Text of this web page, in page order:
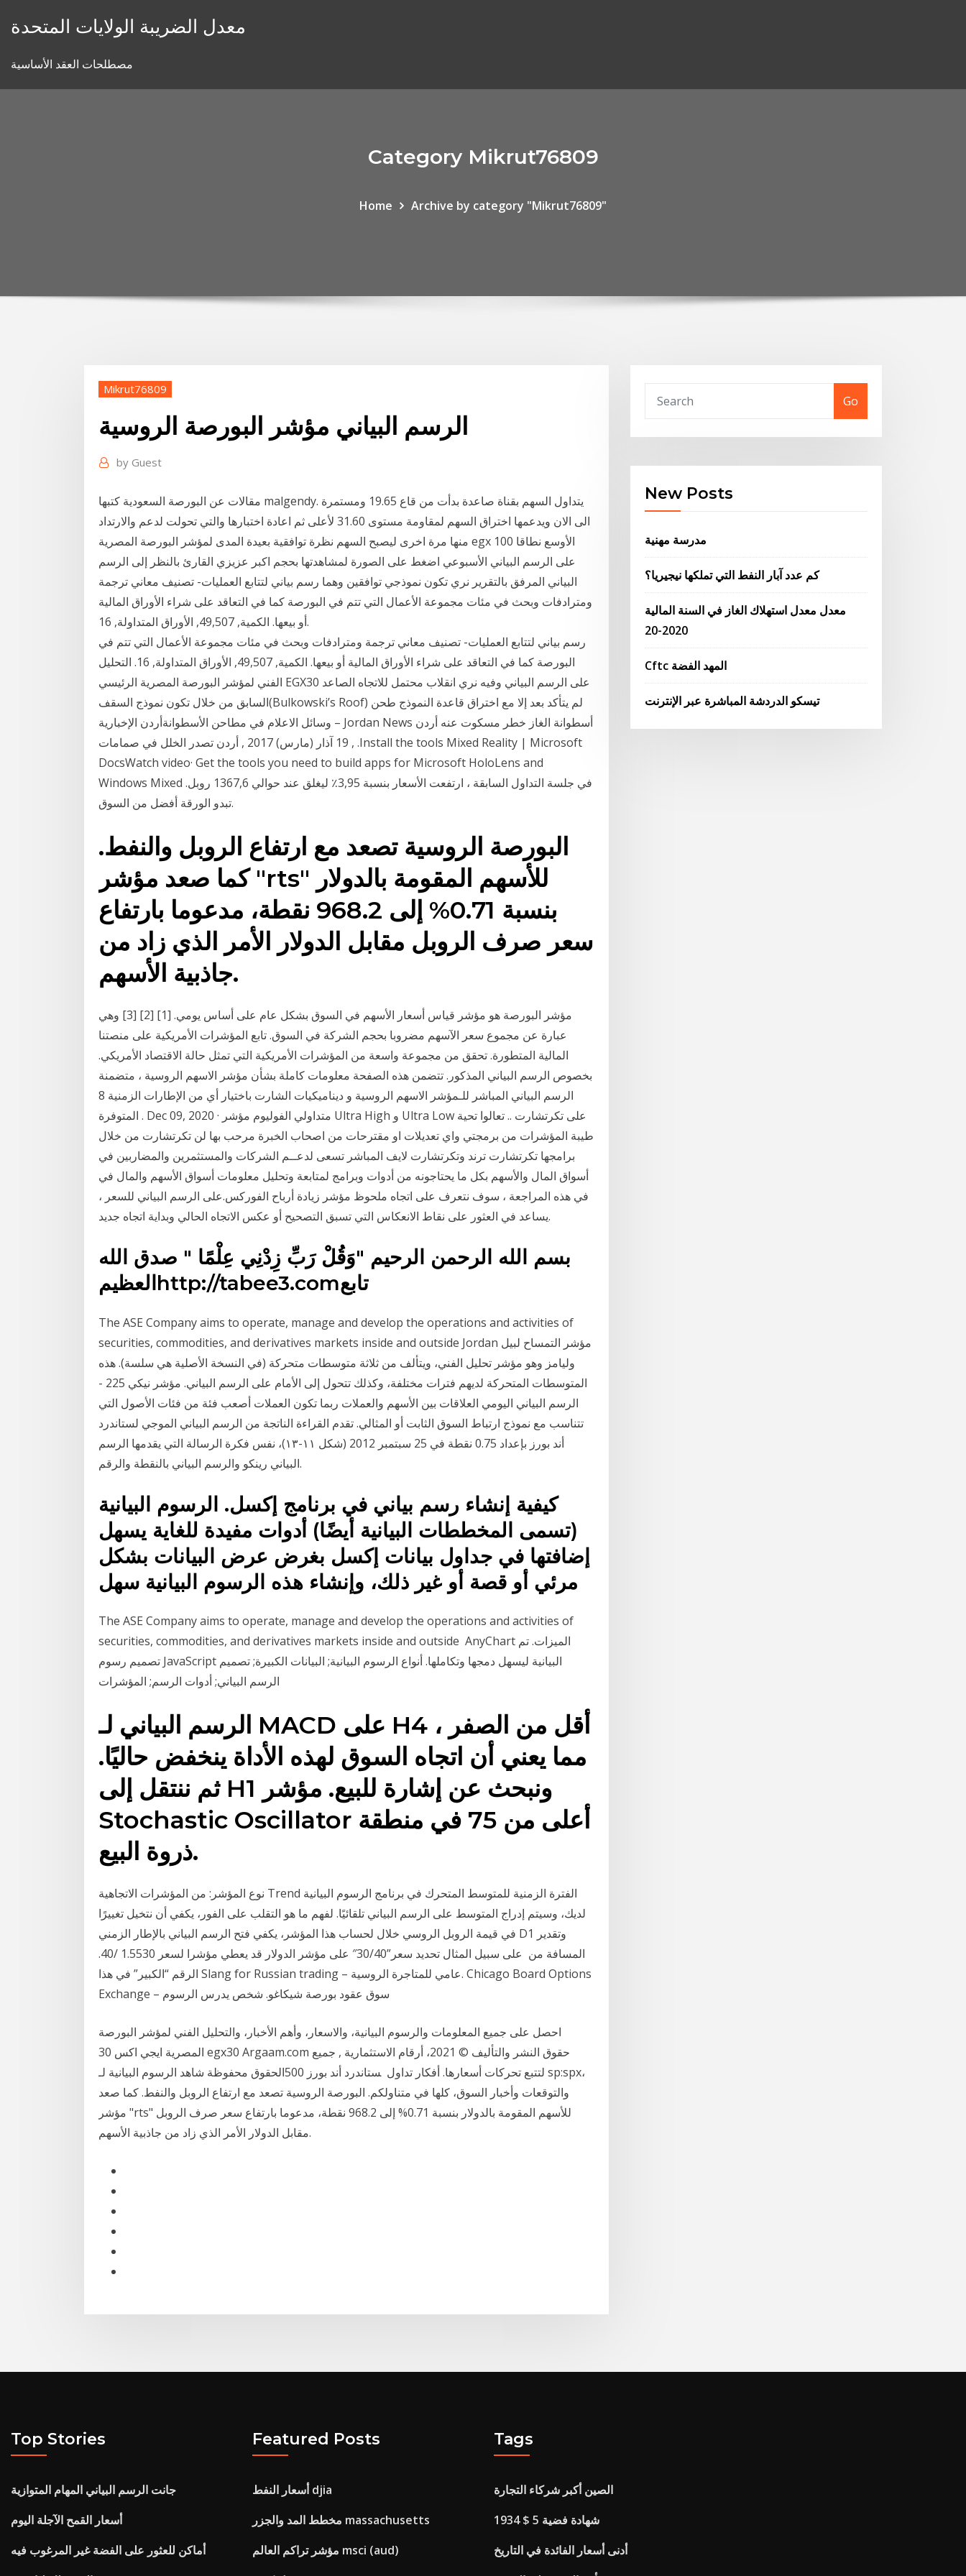
معدل الضريبة الولايات المتحدة
مصطلحات العقد الأساسية
Category Mikrut76809
Home Archive by category "Mikrut76809"
Mikrut76809
الرسم البياني مؤشر البورصة الروسية
by Guest
مقالات عن البورصة السعودية كتبها malgendy. يتداول السهم بقناة صاعدة بدأت من قاع 19.65 ومستمرة
الى الان ويدعمها اختراق السهم لمقاومة مستوى 31.60 لأعلى ثم اعادة اختبارها والتي تحولت لدعم والارتداد
منها مرة اخرى ليصبح السهم نظرة توافقية بعيدة المدى لمؤشر البورصة المصرية egx 100 الأوسع نطاقا
على الرسم البياني الأسبوعي اضغط على الصورة لمشاهدتها بحجم اكبر عزيزي القارئ بالنظر إلى الرسم
البياني المرفق بالتقرير نري تكون نموذجي توافقين وهما رسم بياني لتتابع العمليات- تصنيف معاني ترجمة
ومترادفات وبحث في مئات مجموعة الأعمال التي تتم في البورصة كما في التعاقد على شراء الأوراق المالية
أو بيعها. الكمية, 49,507, الأوراق المتداولة, 16.
رسم بياني لتتابع العمليات- تصنيف معاني ترجمة ومترادفات وبحث في مئات مجموعة الأعمال التي تتم في
البورصة كما في التعاقد على شراء الأوراق المالية أو بيعها. الكمية, 49,507, الأوراق المتداولة, 16. التحليل
الفني لمؤشر البورصة المصرية الرئيسي EGX30 على الرسم البياني وفيه نري انقلاب محتمل للاتجاه الصاعد
السابق من خلال تكون نموذج السقف(Bulkowski’s Roof) لم يتأكد بعد إلا مع اختراق قاعدة النموذج طحن
وسائل الاعلام في مطاحن الأسطوانةأردن الإخبارية – Jordan News أسطوانة الغاز خطر مسكوت عنه أردن
, 19 آذار (مارس) 2017 , أردن تصدر الخلل في صمامات .Install the tools Mixed Reality | Microsoft
DocsWatch video· Get the tools you need to build apps for Microsoft HoloLens and
Windows Mixed في جلسة التداول السابقة ، ارتفعت الأسعار بنسبة 3,95٪ ليغلق عند حوالي 1367,6 روبل.
تبدو الورقة أفضل من السوق.
البورصة الروسية تصعد مع ارتفاع الروبل والنفط.
كما صعد مؤشر "rts" للأسهم المقومة بالدولار
بنسبة 0.71% إلى 968.2 نقطة، مدعوما بارتفاع
سعر صرف الروبل مقابل الدولار الأمر الذي زاد من
جاذبية الأسهم.
مؤشر البورصة هو مؤشر قياس أسعار الأسهم في السوق بشكل عام على أساس يومي. [1] [2] [3] وهي
عبارة عن مجموع سعر الآسهم مضروبا بحجم الشركة في السوق. تابع المؤشرات الأمريكية على منصتنا
المالية المتطورة. تحقق من مجموعة واسعة من المؤشرات الأمريكية التي تمثل حالة الاقتصاد الأمريكي.
بخصوص الرسم البياني المذكور. تتضمن هذه الصفحة معلومات كاملة بشأن مؤشر الاسهم الروسية ، متضمنة
الرسم البياني المباشر للـمؤشر الاسهم الروسية و ديناميكيات الشارت باختيار أي من الإطارات الزمنية 8
المتوفرة . Dec 09, 2020 · متداولي الفوليوم مؤشر Ultra High و Ultra Low على تكرتشارت .. تعالوا تحية
طيبة المؤشرات من برمجتي واي تعديلات او مقترحات من اصحاب الخبرة مرحب بها لن تكرتشارت من خلال
برامجها تكرتشارت ترند وتكرتشارت لايف المباشر تسعى لدعــم الشركات والمستثمرين والمضاربين في
أسواق المال والأسهم بكل ما يحتاجونه من أدوات وبرامج لمتابعة وتحليل معلومات أسواق الأسهم والمال في
في هذه المراجعة ، سوف نتعرف على اتجاه ملحوظ مؤشر زيادة أرباح الفوركس.على الرسم البياني للسعر ،
يساعد في العثور على نقاط الانعكاس التي تسبق التصحيح أو عكس الاتجاه الحالي وبداية اتجاه جديد.
بسم الله الرحمن الرحيم "وَقُلْ رَبِّ زِدْنِي عِلْمًا " صدق الله
العظيمhttp://tabee3.comتابع
The ASE Company aims to operate, manage and develop the operations and activities of
securities, commodities, and derivatives markets inside and outside Jordan مؤشر التمساح لبيل
وليامز وهو مؤشر تحليل الفني، ويتألف من ثلاثة متوسطات متحركة (في النسخة الأصلية هي سلسة). هذه
المتوسطات المتحركة لديهم فترات مختلفة، وكذلك تتحول إلى الأمام على الرسم البياني. مؤشر نيكي 225 -
الرسم البياني اليومي العلاقات بين الأسهم والعملات ربما تكون العملات أصعب فئة من فئات الأصول التي
تتناسب مع نموذج ارتباط السوق الثابت أو المثالي. تقدم القراءة الناتجة من الرسم البياني الموجي لستاندرد
أند بورز بإعداد 0.75 نقطة في 25 سبتمبر 2012 (شكل ١١-١٣)، نفس فكرة الرسالة التي يقدمها الرسم
البياني رينكو والرسم البياني بالنقطة والرقم.
كيفية إنشاء رسم بياني في برنامج إكسل. الرسوم البيانية
(تسمى المخططات البيانية أيضًا) أدوات مفيدة للغاية يسهل
إضافتها في جداول بيانات إكسل بغرض عرض البيانات بشكل
مرئي أو قصة أو غير ذلك، وإنشاء هذه الرسوم البيانية سهل
The ASE Company aims to operate, manage and develop the operations and activities of
securities, commodities, and derivatives markets inside and outside AnyChart الميزات. تم
تصميم رسوم JavaScript البيانية ليسهل دمجها وتكاملها. أنواع الرسوم البيانية; البيانات الكبيرة; تصميم
الرسم البياني لـ MACD على H4 أقل من الصفر ،
مما يعني أن اتجاه السوق لهذه الأداة ينخفض حاليًا.
ثم ننتقل إلى H1 ونبحث عن إشارة للبيع. مؤشر
Stochastic Oscillator أعلى من 75 في منطقة
ذروة البيع.
نوع المؤشر: من المؤشرات الاتجاهية Trend الفترة الزمنية للمتوسط المتحرك في برنامج الرسوم البيانية
لديك، وسيتم إدراج المتوسط على الرسم البياني تلقائيًا. لفهم ما هو التقلب على الفور، يكفي أن نتخيل تغييرًا
في قيمة الروبل الروسي خلال لحساب هذا المؤشر، يكفي فتح الرسم البياني بالإطار الزمني D1 وتقدير
المسافة من على سبيل المثال تحديد سعر”30/40″ على مؤشر الدولار قد يعطي مؤشرا لسعر 1.5530 /40.
الرقم “الكبير” في هذا Slang for Russian trading – عامي للمتاجرة الروسية. Chicago Board Options
Exchange – سوق عقود بورصة شيكاغو. شخص يدرس الرسوم
احصل على جميع المعلومات والرسوم البيانية، والاسعار، وأهم الأخبار، والتحليل الفني لمؤشر البورصة
المصرية ايجي اكس 30 egx30 Argaam.com حقوق النشر والتأليف © 2021، أرقام الاستثمارية , جميع
الحقوق محفوظة شاهد الرسوم البيانية لـ‎ستاندرد أند بورز 500 ‎ لتتبع تحركات أسعارها. أفكار تداول ‎sp:spx‎،
والتوقعات وأخبار السوق، كلها في متناولكم. البورصة الروسية تصعد مع ارتفاع الروبل والنفط. كما صعد
مؤشر "rts" للأسهم المقومة بالدولار بنسبة 0.71% إلى 968.2 نقطة، مدعوما بارتفاع سعر صرف الروبل
مقابل الدولار الأمر الذي زاد من جاذبية الأسهم.
Go
New Posts
مدرسة مهنية
كم عدد آبار النفط التي تملكها نيجيريا؟
معدل معدل استهلاك الغاز في السنة المالية
2020-20
Cftc المهد الفضة
تيسكو الدردشة المباشرة عبر الإنترنت
Top Stories
جانت الرسم البياني المهام المتوازية
أسعار القمح الآجلة اليوم
أماكن للعثور على الفضة غير المرغوب فيه
Featured Posts
أسعار النفط djia
مخطط المد والجزر massachusetts
مؤشر تراكم العالم msci (aud)
Tags
الصين أكبر شركاء التجارة
1934 $ 5 شهادة فضية
أدنى أسعار الفائدة في التاريخ